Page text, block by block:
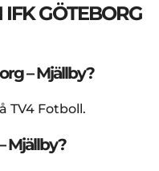
GÖTEBORG
– Mjällby?
TV4 Fotboll.
Mjällby?